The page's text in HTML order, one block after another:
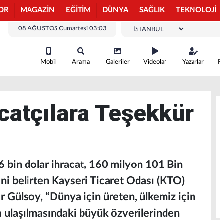
MAGAZİN EĞİTİM DÜNYA SAĞLIK TEKNOLOJİ
08 AĞUSTOS Cumartesi 03:03
Mobil Arama Galeriler Videolar Yazarlar
Teşekkür
bin dolar ihracat, 160 milyon 101 Bin
belirten Kayseri Ticaret Odası (KTO)
Gülsoy, “Dünya için üreten, ülkemiz için
büyük özverilerinden